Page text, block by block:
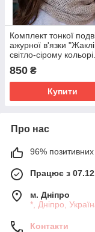
Комплект тонкої
ажурної в'язки
світло-сірому кольорі.
850 ₴
Купити
Про нас
96% позитивних
Працює з
м. Дніпро
*, Дніпро,
Контакти